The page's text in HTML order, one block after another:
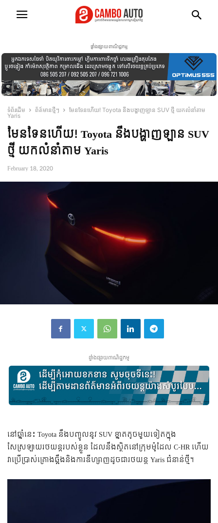
ផ្ទាំងផ្សាយពាណិជ្ជកម្ម
ទំព័រដើម ព័ត៍មានថ្មីៗ
មែនទែនហើយ! Toyota នឹងបង្ហាញឡាន SUV ថ្មី យកលំនាំតាម
Yaris
មែនទែនហើយ! Toyota នឹងបង្ហាញឡាន SUV
ថ្មី យកលំនាំតាម Yaris
February 18, 2020
ផ្ទាំងផ្សាយពាណិជ្ជកម្ម
នៅ​ឆ្នាំ​នេះ Toyota នឹង​បញ្ចូល​នូវ SUV ខ្នាត​តូច​មួយ​ទៀត​ក្នុង​
សែស្រឡាយ​រថយន្ត​របស់​ខ្លួន ដែល​នឹង​ស្ថិត​នៅ​ក្រុម​ម៉ូដែល C-HR ហើយ​
វា​ប្រើ​ប្រាស់​គ្រោង​ឆ្អឹង​និង​ការ​ឌីហ្សាញ​ដូច​ជា​រថយន្ត Yaris ជំនាន់​ថ្មី។